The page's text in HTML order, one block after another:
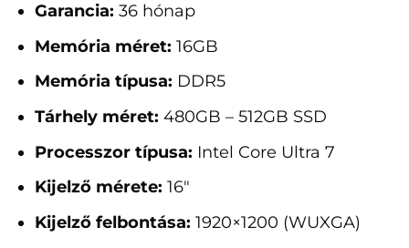
Garancia: 36 hónap
Memória méret: 16GB
Memória típusa: DDR5
Tárhely méret: 480GB – 512GB SSD
Processzor típusa: Intel Core Ultra 7
Kijelző mérete: 16"
Kijelző felbontása: 1920×1200 (WUXGA)